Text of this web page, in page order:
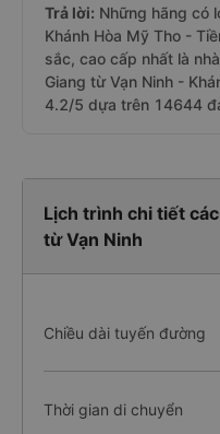
Trả lời: Những hãng có
Khánh Hòa Mỹ Tho -
sắc, cao cấp nhất là
Giang từ Vạn Ninh -
4.2/5 dựa trên 14644
Lịch trình chi tiết
từ Vạn Ninh
Chiều dài tuyến đường
Thời gian di chuyển